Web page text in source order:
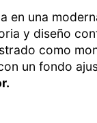
en una
y diseño
como
un fondo